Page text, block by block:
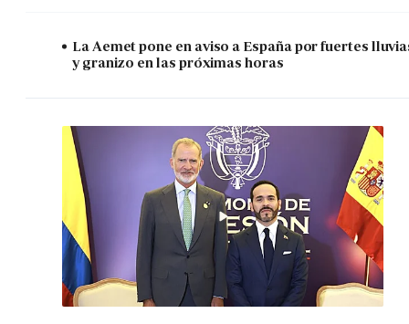
La Aemet pone en aviso a España por fuertes
y granizo en las próximas horas